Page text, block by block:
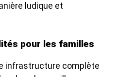
ludique et
pour les familles
infrastructure complète